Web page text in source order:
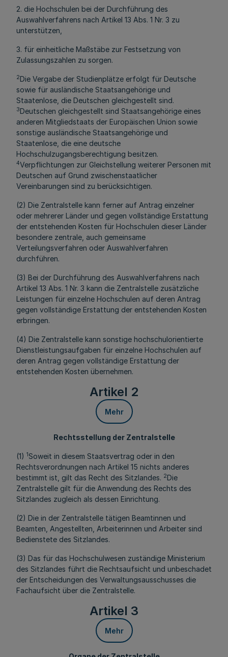
2. die Hochschulen bei der Durchführung des
Auswahlverfahrens nach Artikel 13 Abs. 1 Nr. 3 zu
unterstützen,
3. für einheitliche Maßstäbe zur Festsetzung von
Zulassungszahlen zu sorgen.
2Die Vergabe der Studienplätze erfolgt für Deutsche
sowie für ausländische Staatsangehörige und
Staatenlose, die Deutschen gleichgestellt sind.
3Deutschen gleichgestellt sind Staatsangehörige eines
anderen Mitgliedstaats der Europäischen Union sowie
sonstige ausländische Staatsangehörige und
Staatenlose, die eine deutsche
Hochschulzugangsberechti­gung besitzen.
4Verpflichtungen zur Gleichstellung weiterer Personen mit
Deutschen auf Grund zwischenstaatlicher
Vereinbarungen sind zu berücksichtigen.
(2) Die Zentralstelle kann ferner auf Antrag einzelner
oder mehrerer Länder und gegen vollständige Erstattung
der entstehenden Kosten für Hochschulen dieser Länder
besondere zentrale, auch gemeinsame
Verteilungsverfahren oder Auswahlverfahren
durchführen.
(3) Bei der Durchführung des Auswahlverfahrens nach
Artikel 13 Abs. 1 Nr. 3 kann die Zentralstelle zusätzliche
Leistungen für einzelne Hochschulen auf deren Antrag
gegen vollständige Erstattung der entstehenden Kosten
erbringen.
(4) Die Zentralstelle kann sonstige hochschulorientierte
Dienstleistungsaufgaben für einzelne Hochschulen auf
deren Antrag gegen vollständige Erstattung der
entstehenden Kosten übernehmen.
Artikel 2
Mehr
Rechtsstellung der Zentralstelle
(1) 1Soweit in diesem Staatsvertrag oder in den
Rechtsverordnungen nach Artikel 15 nichts anderes
bestimmt ist, gilt das Recht des Sitzlandes. 2Die
Zentralstelle gilt für die Anwendung des Rechts des
Sitzlandes zugleich als dessen Einrichtung.
(2) Die in der Zentralstelle tätigen Beamtinnen und
Beamten, Angestellten, Arbeiterinnen und Arbeiter sind
Bedienstete des Sitzlandes.
(3) Das für das Hochschulwesen zuständige Ministerium
des Sitzlandes führt die Rechtsaufsicht und unbeschadet
der Entscheidungen des Verwaltungsausschusses die
Fachaufsicht über die Zentralstelle.
Artikel 3
Mehr